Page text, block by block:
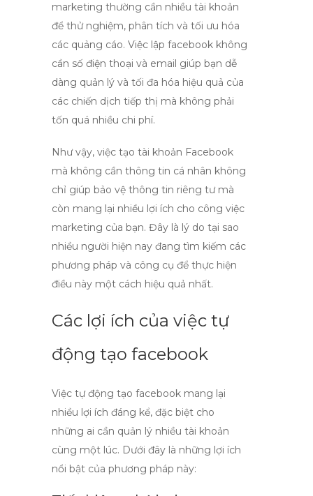
marketing thường cần nhiều tài khoản
để thử nghiệm, phân tích và tối ưu hóa
các quảng cáo. Việc lập facebook không
cần số điện thoại và email giúp bạn dễ
dàng quản lý và tối đa hóa hiệu quả của
các chiến dịch tiếp thị mà không phải
tốn quá nhiều chi phí.
Như vậy, việc tạo tài khoản Facebook
mà không cần thông tin cá nhân không
chỉ giúp bảo vệ thông tin riêng tư mà
còn mang lại nhiều lợi ích cho công việc
marketing của bạn. Đây là lý do tại sao
nhiều người hiện nay đang tìm kiếm các
phương pháp và công cụ để thực hiện
điều này một cách hiệu quả nhất.
Các lợi ích của việc tự
động tạo facebook
Việc tự động tạo facebook mang lại
nhiều lợi ích đáng kể, đặc biệt cho
những ai cần quản lý nhiều tài khoản
cùng một lúc. Dưới đây là những lợi ích
nổi bật của phương pháp này: